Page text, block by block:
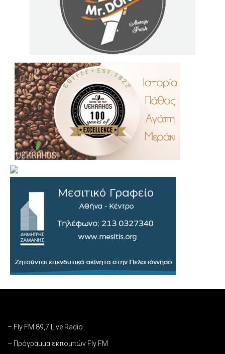
– Fly FM 89,7 Live Radio
– Πρόγραμμα εκπομπών Fly FM